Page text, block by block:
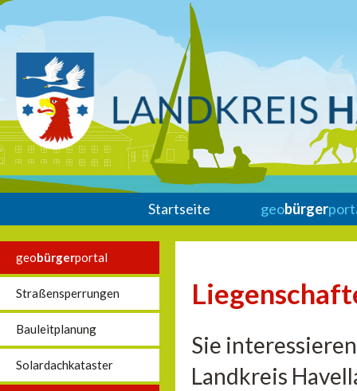
Startseite geobürger
geobürgerportal
Straßensperrungen
Bauleitplanung
Solardachkataster
Sie
Landkreis